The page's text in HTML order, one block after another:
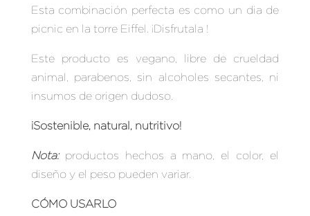
Esta combinación perfecta es como un dia de
picnic en la torre Eiffel. ¡Disfrutala !
Este producto es vegano, libre de crueldad
animal, parabenos, sin alcoholes secantes, ni
insumos de origen dudoso.
¡Sostenible, natural, nutritivo!
Nota:productos hechos a mano, el color, el
diseño y el peso pueden variar.
CÓMO USARLO